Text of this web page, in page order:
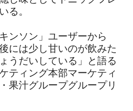
る。
ンソン」ユーザーから
には少し甘いのが飲みた
うだいしている」と語る
ティング本部マーケティ
果汁グループグループリ